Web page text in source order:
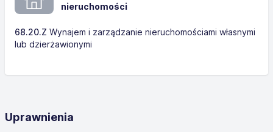
nieruchomości
68.20.Z Wynajem i zarządzanie nieruchomościami własnymi
lub dzierżawionymi
Uprawnienia